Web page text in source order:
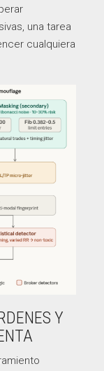
una tarea
cualquiera
Y